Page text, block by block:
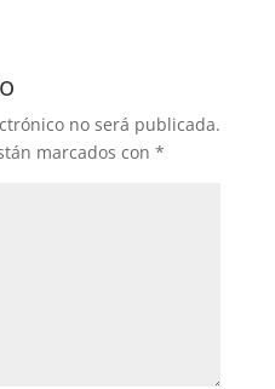
no será publicada.
marcados con *